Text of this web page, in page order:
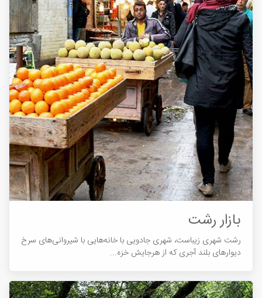
بازار رشت
رشت شهری زیباست، شهری جادویی با خانه‎هایی با شیروانی‎های سرخ و
دیوارهای بلند آجری که از هرجایش خزه...